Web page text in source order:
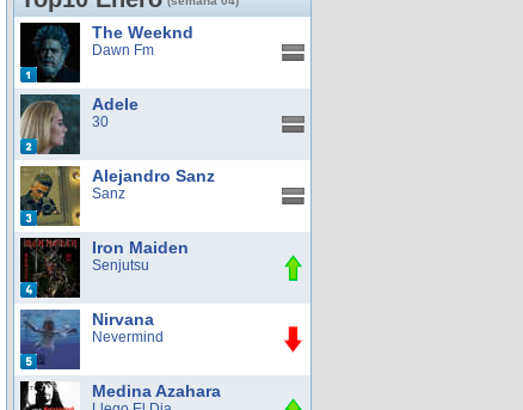
The Weeknd
Dawn Fm
Adele
30
Alejandro Sanz
Sanz
Iron Maiden
Senjutsu
Nirvana
Nevermind
Medina Azahara